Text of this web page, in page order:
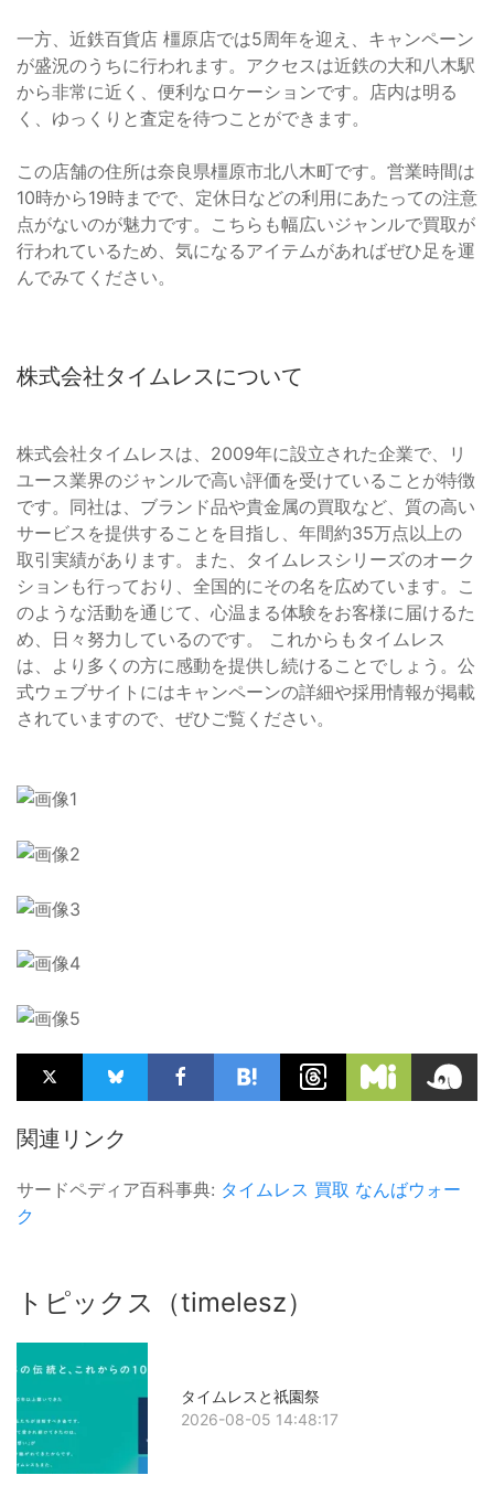
一方、近鉄百貨店 橿原店では5周年を迎え、キャンペーン
が盛況のうちに行われます。アクセスは近鉄の大和八木駅
から非常に近く、便利なロケーションです。店内は明る
く、ゆっくりと査定を待つことができます。
この店舗の住所は奈良県橿原市北八木町です。営業時間は
10時から19時までで、定休日などの利用にあたっての注意
点がないのが魅力です。こちらも幅広いジャンルで買取が
行われているため、気になるアイテムがあればぜひ足を運
んでみてください。
株式会社タイムレスについて
株式会社タイムレスは、2009年に設立された企業で、リ
ユース業界のジャンルで高い評価を受けていることが特徴
です。同社は、ブランド品や貴金属の買取など、質の高い
サービスを提供することを目指し、年間約35万点以上の
取引実績があります。また、タイムレスシリーズのオーク
ションも行っており、全国的にその名を広めています。こ
のような活動を通じて、心温まる体験をお客様に届けるた
め、日々努力しているのです。 これからもタイムレス
は、より多くの方に感動を提供し続けることでしょう。公
式ウェブサイトにはキャンペーンの詳細や採用情報が掲載
されていますので、ぜひご覧ください。
関連リンク
サードペディア百科事典: タイムレス 買取 なんばウォー
ク
トピックス（timelesz）
タイムレスと祇園祭
2026-08-05 14:48:17